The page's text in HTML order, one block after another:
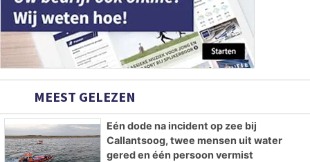
MEEST GELEZEN
Eén dode na incident op zee bij
Callantsoog, twee mensen uit water
gered en één persoon vermist